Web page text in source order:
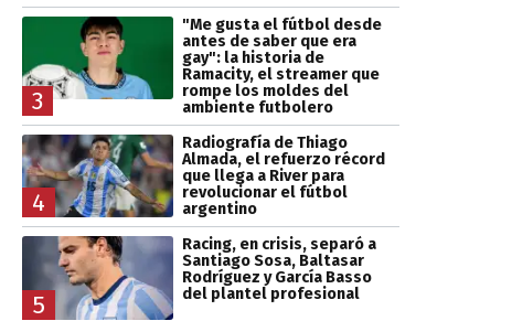
3
"Me gusta el fútbol desde
antes de saber que era
gay": la historia de
Ramacity, el streamer que
rompe los moldes del
ambiente futbolero
4
Radiografía de Thiago
Almada, el refuerzo récord
que llega a River para
revolucionar el fútbol
argentino
5
Racing, en crisis, separó a
Santiago Sosa, Baltasar
Rodríguez y García Basso
del plantel profesional